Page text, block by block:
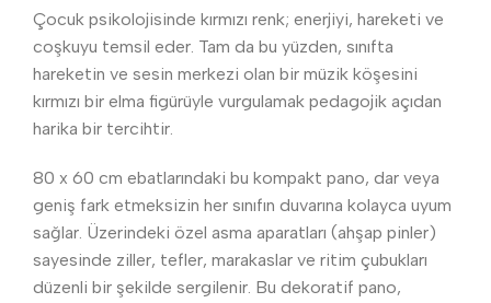
Çocuk psikolojisinde kırmızı renk; enerjiyi, hareketi ve
coşkuyu temsil eder. Tam da bu yüzden, sınıfta
hareketin ve sesin merkezi olan bir müzik köşesini
kırmızı bir elma figürüyle vurgulamak pedagojik açıdan
harika bir tercihtir.
80 x 60 cm ebatlarındaki bu kompakt pano, dar veya
geniş fark etmeksizin her sınıfın duvarına kolayca uyum
sağlar. Üzerindeki özel asma aparatları (ahşap pinler)
sayesinde ziller, tefler, marakaslar ve ritim çubukları
düzenli bir şekilde sergilenir. Bu dekoratif pano,